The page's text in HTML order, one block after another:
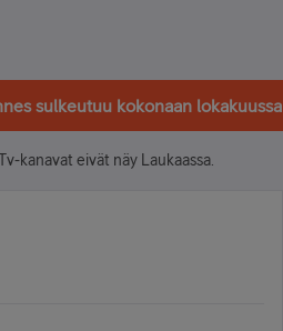
sulkeutuu kokonaan lokakuussa
kanavat eivät näy Laukaassa.